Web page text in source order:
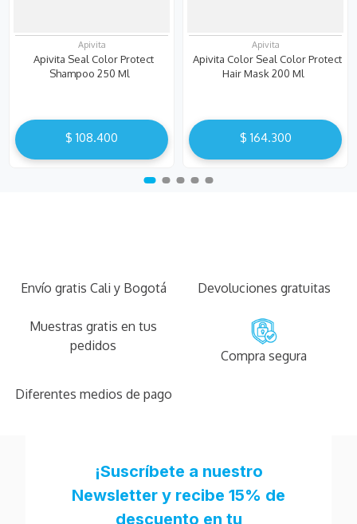
Apivita
Apivita Seal Color Protect
Shampoo 250 Ml
$ 108.400
Apivita
Apivita Color Seal Color Protect
Hair Mask 200 Ml
$ 164.300
Envío gratis Cali y Bogotá Devoluciones gratuitas
Muestras gratis en tus
pedidos
Compra segura
Diferentes medios de pago